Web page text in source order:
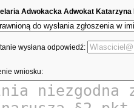
Adwokacka Adwokat Katarzyna
wysłana odpowiedź:
wniosku: